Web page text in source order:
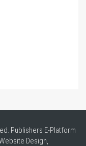
Publishers E-Platform
Design,